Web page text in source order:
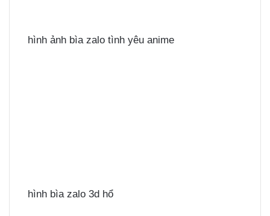
hình ảnh bìa zalo tình yêu anime
hình bìa zalo 3d hổ